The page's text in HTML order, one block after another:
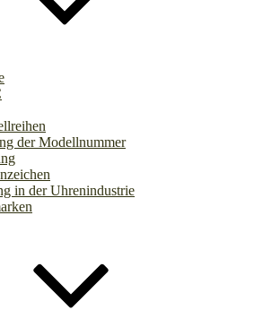
der Modellnummer
in der Uhrenindustrie